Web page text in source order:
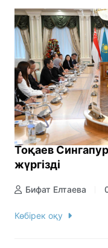
Тоқаев
жүргізді
Бифат Елтаева
Көбірек оқу